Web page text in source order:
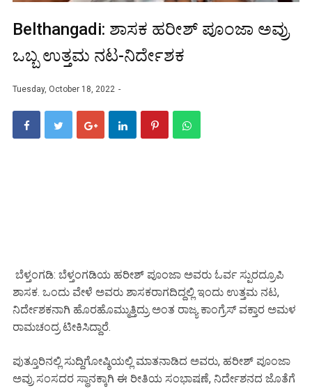
Belthangadi: ಶಾಸಕ ಹರೀಶ್ ಪೂಂಜಾ ಅವ್ರು
ಒಬ್ಬ ಉತ್ತಮ ನಟ-ನಿರ್ದೇಶಕ
Tuesday, October 18, 2022
ಬೆಳ್ತಂಗಡಿ: ಬೆಳ್ತಂಗಡಿಯ ಹರೀಶ್ ಪೂಂಜಾ ಅವರು ಓರ್ವ ಸ್ಪುರದ್ರೂಪಿ
ಶಾಸಕ. ಒಂದು ವೇಳೆ ಅವರು ಶಾಸಕರಾಗದಿದ್ದಲ್ಲಿ ಇಂದು ಉತ್ತಮ ನಟ,
ನಿರ್ದೇಶಕನಾಗಿ ಹೊರಹೊಮ್ಮುತ್ತಿದ್ರು ಅಂತ ರಾಜ್ಯ ಕಾಂಗ್ರೆಸ್ ವಕ್ತಾರ ಅಮಳ
ರಾಮಚಂದ್ರ ಟೀಕಿಸಿದ್ದಾರೆ.
ಪುತ್ತೂರಿನಲ್ಲಿ ಸುದ್ದಿಗೋಷ್ಠಿಯಲ್ಲಿ ಮಾತನಾಡಿದ ಅವರು, ಹರೀಶ್ ಪೂಂಜಾ
ಅವ್ರು ಸಂಸದರ ಸ್ಥಾನಕ್ಕಾಗಿ ಈ ರೀತಿಯ ಸಂಭಾಷಣೆ, ನಿರ್ದೇಶನದ ಜೊತೆಗೆ